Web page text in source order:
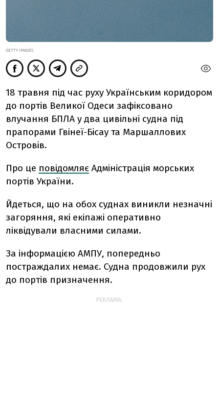
GETTY IMAGES
18 травня під час руху Українським коридором
до портів Великої Одеси зафіксовано
влучання БПЛА у два цивільні судна під
прапорами Гвінеї-Бісау та Маршаллових
Островів.
Про це повідомляє Адміністрація морських
портів України.
Йдеться, що на обох суднах виникли незначні
загоряння, які екіпажі оперативно
ліквідували власними силами.
За інформацією АМПУ, попередньо
постраждалих немає. Судна продовжили рух
до портів призначення.
РЕКЛАМА: